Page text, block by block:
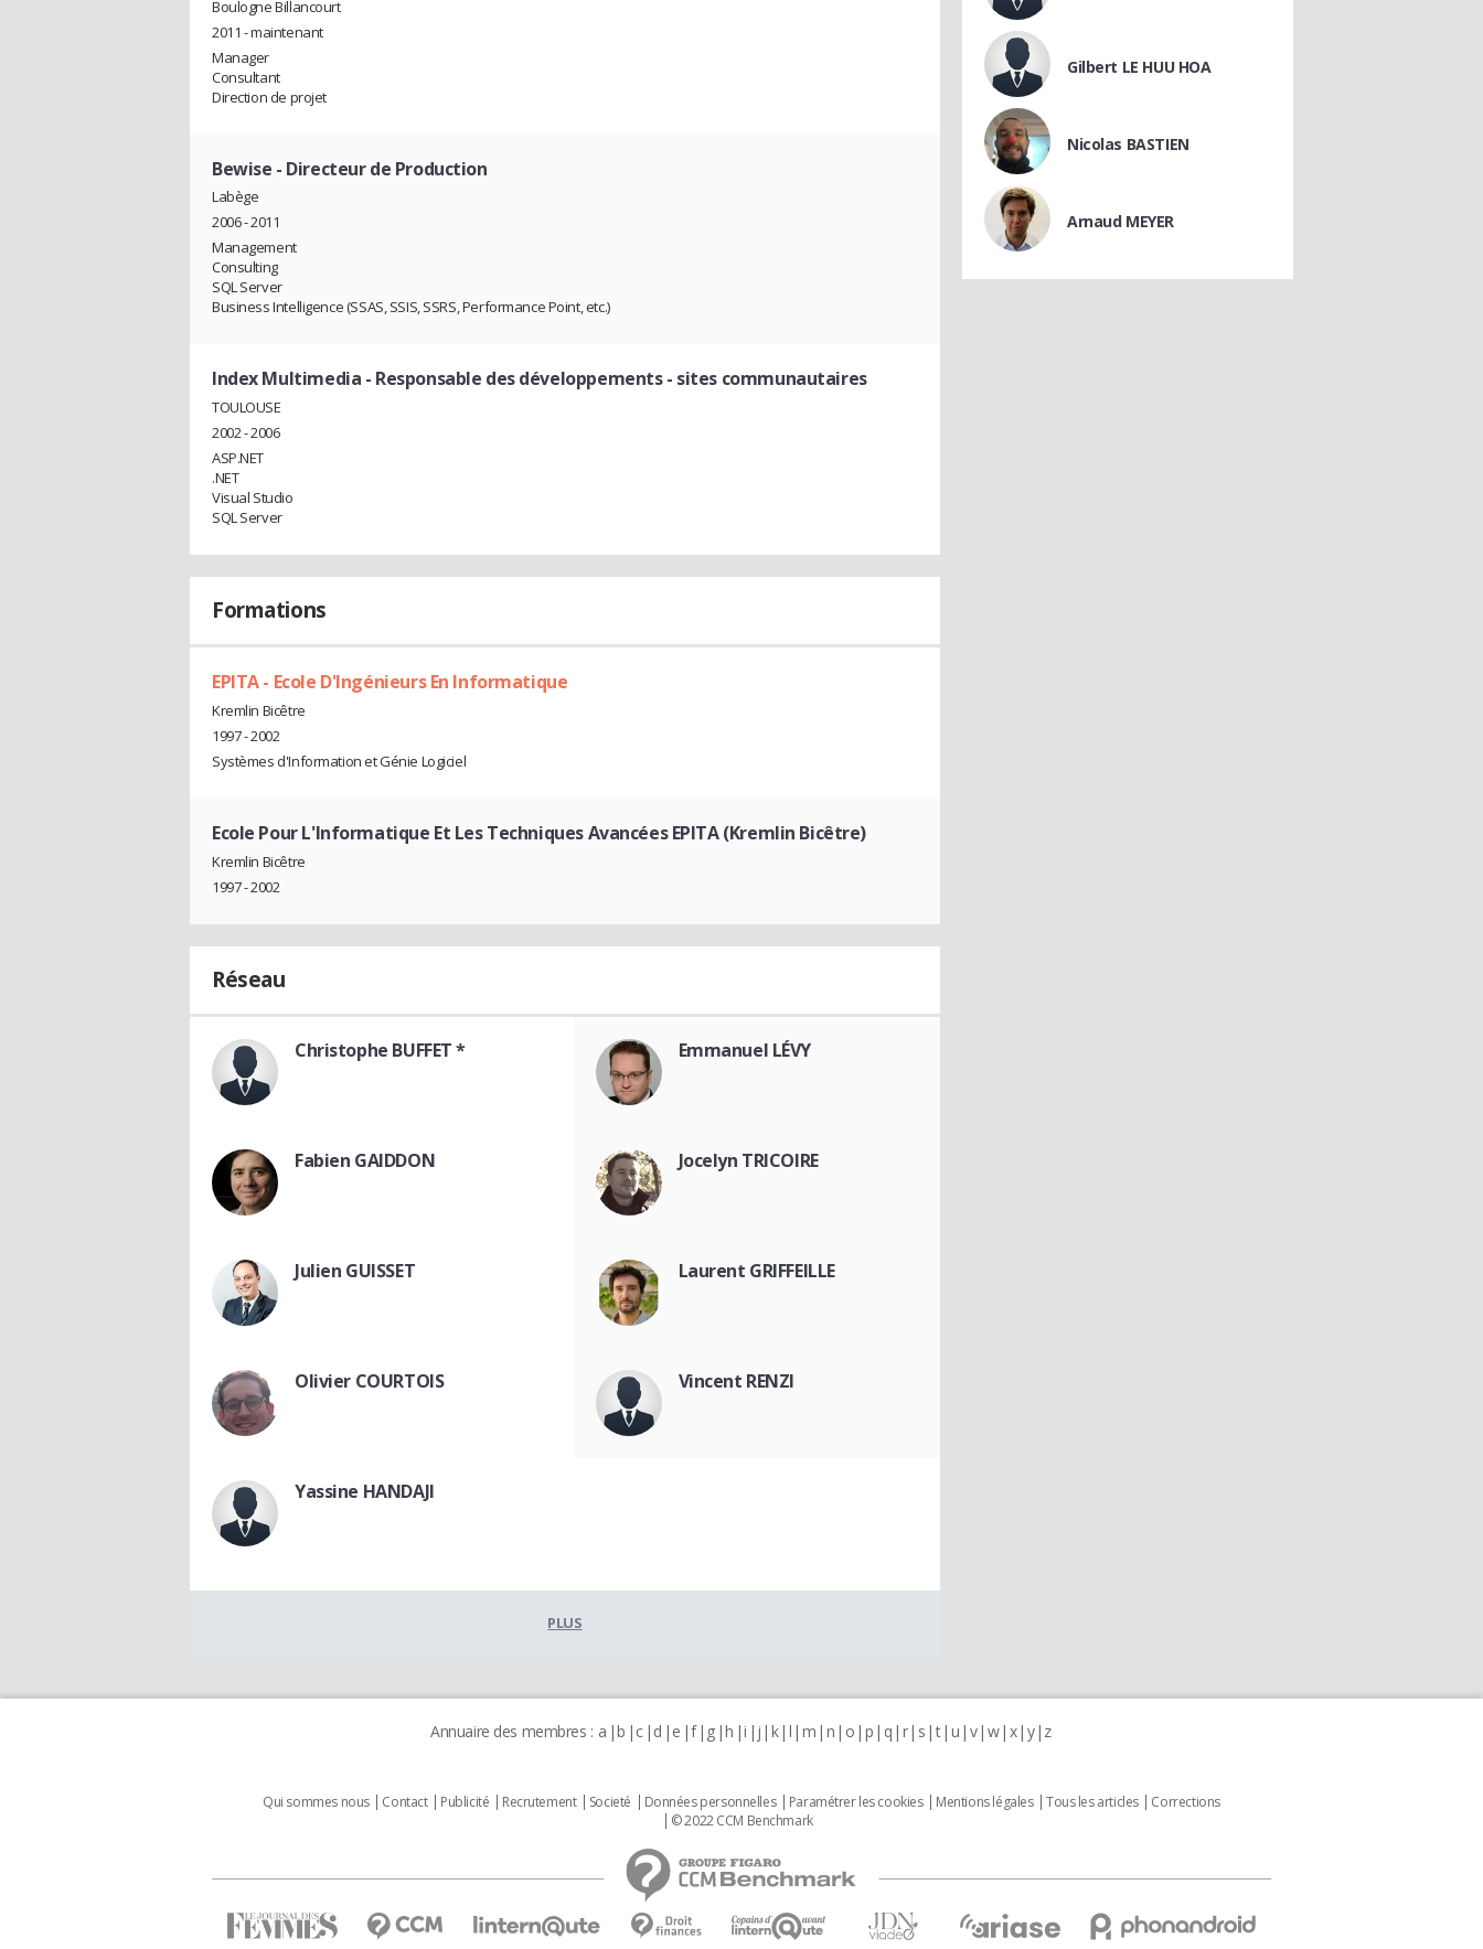
Boulogne Billancourt
2011 - maintenant
Manager
Consultant
Direction de projet
Bewise - Directeur de Production
Labège
2006 - 2011
Management
Consulting
SQL Server
Business Intelligence (SSAS, SSIS, SSRS, Performance Point, etc.)
Index Multimedia - Responsable des développements - sites communautaires
TOULOUSE
2002 - 2006
ASP.NET
.NET
Visual Studio
SQL Server
Formations
EPITA - Ecole D'Ingénieurs En Informatique
Kremlin Bicêtre
1997 - 2002
Systèmes d'Information et Génie Logiciel
Ecole Pour L'Informatique Et Les Techniques Avancées EPITA (Kremlin Bicêtre)
Kremlin Bicêtre
1997 - 2002
Réseau
Christophe BUFFET * Emmanuel LÉVY
Fabien GAIDDON Jocelyn TRICOIRE
Julien GUISSET Laurent GRIFFEILLE
Olivier COURTOIS Vincent RENZI
Yassine HANDAJI
PLUS
Gilbert LE HUU HOA
Nicolas BASTIEN
Arnaud MEYER
Annuaire des membres : a b c d e f g h i j k l m n o p q r s t u v w x y z
Qui sommes nous Contact Publicité Recrutement Societé Données personnelles Paramétrer les cookies Mentions légales Tous les articles
Corrections
© 2022 CCM Benchmark